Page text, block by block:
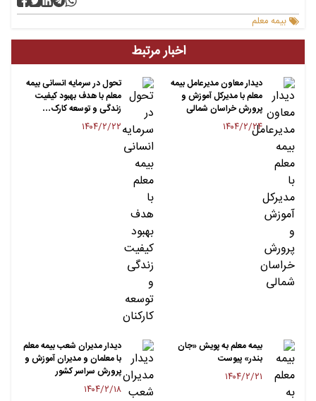
بیمه معلم
اخبار مرتبط
دیدار معاون مدیرعامل بیمه
معلم با مدیرکل آموزش و
پرورش خراسان شمالی
۱۴۰۴/۲/۲۴
تحول در سرمایه انسانی بیمه
معلم با هدف بهبود کیفیت
زندگی و توسعه کارک…
۱۴۰۴/۲/۲۲
بیمه معلم به پویش «جان
بندر» پیوست
۱۴۰۴/۲/۲۱
دیدار مدیران شعب بیمه معلم
با معلمان و مدیران آموزش و
پرورش سراسر کشور
۱۴۰۴/۲/۱۸